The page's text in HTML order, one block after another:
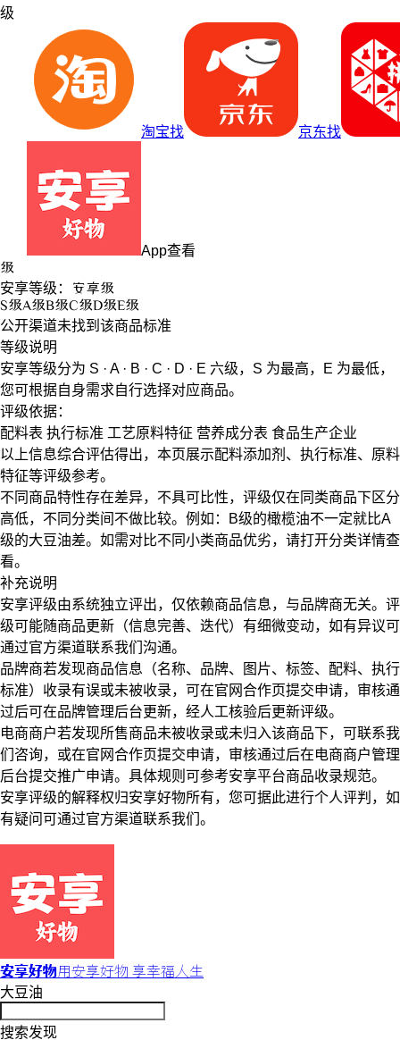
级
淘宝找 京东找
App查看
级
安享等级： 安享级
S级A级B级C级D级E级
公开渠道未找到该商品标准
等级说明
安享等级分为 S · A · B · C · D · E 六级， S 为最高， E 为最低，
您可根据自身需求自行选择对应商品。
评级依据：
配料表 执行标准 工艺原料特征 营养成分表 食品生产企业
以上信息综合评估得出，本页展示配料添加剂 、 执行标准、 原料
特征等评级参考。
不同商品特性存在差异，不具可比性，评级仅在 同类商品下区分
高低，不同分类间不做比较。例如：B级的橄榄油不一定就比A
级的大豆油差。如需对比不同小类商品优劣，请打开分类详情查
看。
补充说明
安享评级由系统独立评出，仅依赖商品信息， 与品牌商无关。评
级可能随商品更新（信息完善、迭代）有细微变动，如有异议可
通过官方渠道联系我们沟通。
品牌商若发现商品信息（名称、品牌、图片、标签、配料、执行
标准）收录有误或未被收录，可在官网合作页提交申请，审核通
过后可在品牌管理后台更新，经人工核验后更新评级。
电商商户若发现所售商品未被收录或未归入该商品下，可联系我
们咨询，或在官网合作页提交申请，审核通过后在电商商户管理
后台提交推广申请。具体规则可参考安享平台商品收录规范。
安享评级的解释权归安享好物所有，您可据此进行个人评判，如
有疑问可通过官方渠道联系我们。
安享好物用安享好物 享幸福人生
大豆油
搜索发现